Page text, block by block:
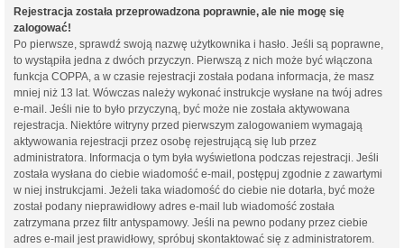
Rejestracja została przeprowadzona poprawnie, ale nie mogę się
zalogować!
Po pierwsze, sprawdź swoją nazwę użytkownika i hasło. Jeśli są poprawne,
to wystąpiła jedna z dwóch przyczyn. Pierwszą z nich może być włączona
funkcja COPPA, a w czasie rejestracji została podana informacja, że masz
mniej niż 13 lat. Wówczas należy wykonać instrukcje wysłane na twój adres
e-mail. Jeśli nie to było przyczyną, być może nie została aktywowana
rejestracja. Niektóre witryny przed pierwszym zalogowaniem wymagają
aktywowania rejestracji przez osobę rejestrującą się lub przez
administratora. Informacja o tym była wyświetlona podczas rejestracji. Jeśli
została wysłana do ciebie wiadomość e-mail, postępuj zgodnie z zawartymi
w niej instrukcjami. Jeżeli taka wiadomość do ciebie nie dotarła, być może
został podany nieprawidłowy adres e-mail lub wiadomość została
zatrzymana przez filtr antyspamowy. Jeśli na pewno podany przez ciebie
adres e-mail jest prawidłowy, spróbuj skontaktować się z administratorem.